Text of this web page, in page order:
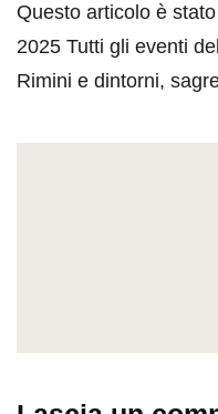
Questo articolo è
2025 Tutti gli eventi
Rimini e dintorni,